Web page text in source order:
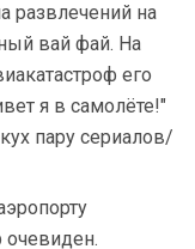
развлечений на
вай фай. На
его
я в самолёте!"
пару сериалов/
очевиден.